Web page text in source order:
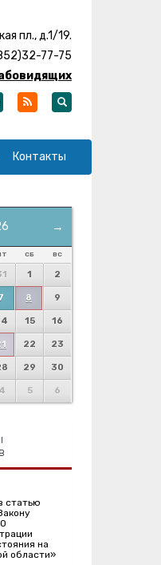
пл., д.1/19.
77-75
Контакты
→
СБ ВС
1 2
8 9
15 16
22 23
29 30
4 5 6
статью
на
области»